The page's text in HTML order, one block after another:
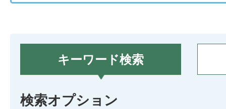
キーワード検索
検索オプション